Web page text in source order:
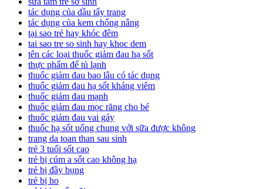
tác dụng của dầu tẩy trang
tác dụng của kem chống nắng
tại sao trẻ hay khóc đêm
tai sao tre so sinh hay khoc dem
tên các loại thuốc giảm đau hạ sốt
thực phẩm để tủ lạnh
thuốc giảm đau bao lâu có tác dụng
thuốc giảm đau hạ sốt kháng viêm
thuốc giảm đau mạnh
thuốc giảm đau mọc răng cho bé
thuốc giảm đau vai gáy
thuốc hạ sốt uống chung với sữa được không
trang da toan than sau sinh
trẻ 3 tuổi sốt cao
trẻ bị cúm a sốt cao không hạ
trẻ bị đầy bụng
trẻ bị ho